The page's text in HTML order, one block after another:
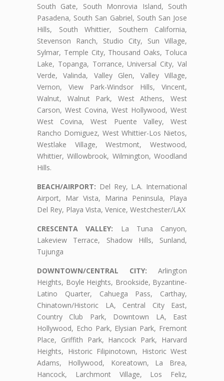
South Gate, South Monrovia Island, South
Pasadena, South San Gabriel, South San Jose
Hills, South Whittier, Southern California,
Stevenson Ranch, Studio City, Sun Village,
Sylmar, Temple City, Thousand Oaks, Toluca
Lake, Topanga, Torrance, Universal City, Val
Verde, Valinda, Valley Glen, Valley Village,
Vernon, View Park-Windsor Hills, Vincent,
Walnut, Walnut Park, West Athens, West
Carson, West Covina, West Hollywood, West
West Covina, West Puente Valley, West
Rancho Domiguez, West Whittier-Los Nietos,
Westlake Village, Westmont, Westwood,
Whittier, Willowbrook, Wilmington, Woodland
Hills.
BEACH/AIRPORT: Del Rey, L.A. International
Airport, Mar Vista, Marina Peninsula, Playa
Del Rey, Playa Vista, Venice, Westchester/LAX
CRESCENTA VALLEY: La Tuna Canyon,
Lakeview Terrace, Shadow Hills, Sunland,
Tujunga
DOWNTOWN/CENTRAL CITY: Arlington
Heights, Boyle Heights, Brookside, Byzantine-
Latino Quarter, Cahuega Pass, Carthay,
Chinatown/Historic LA, Central City East,
Country Club Park, Downtown LA, East
Hollywood, Echo Park, Elysian Park, Fremont
Place, Griffith Park, Hancock Park, Harvard
Heights, Historic Filipinotown, Historic West
Adams, Hollywood, Koreatown, La Brea,
Hancock, Larchmont Village, Los Feliz,